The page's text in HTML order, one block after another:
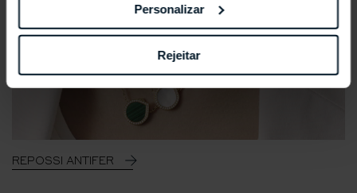
Personalizar
Rejeitar
REPOSSI ANTIFER